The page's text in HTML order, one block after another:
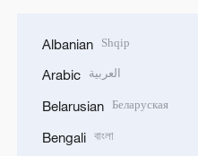
Albanian Shqip
Arabic العربية
Belarusian Беларуская
Bengali বাংলা